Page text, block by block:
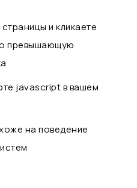
и кликаете
превышающую
javascript в вашем
на поведение